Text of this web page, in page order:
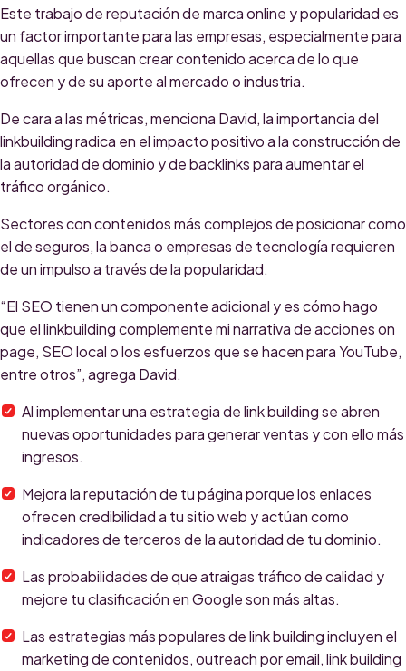
Este trabajo de reputación de marca online y popularidad es
un factor importante para las empresas, especialmente para
aquellas que buscan crear contenido acerca de lo que
ofrecen y de su aporte al mercado o industria.
De cara a las métricas, menciona David, la importancia del
linkbuilding radica en el impacto positivo a la construcción de
la autoridad de dominio y de backlinks para aumentar el
tráfico orgánico.
Sectores con contenidos más complejos de posicionar como
el de seguros, la banca o empresas de tecnología requieren
de un impulso a través de la popularidad.
“El SEO tienen un componente adicional y es cómo hago
que el linkbuilding complemente mi narrativa de acciones on
page, SEO local o los esfuerzos que se hacen para YouTube,
entre otros”, agrega David.
Al implementar una estrategia de link building se abren
nuevas oportunidades para generar ventas y con ello más
ingresos.
Mejora la reputación de tu página porque los enlaces
ofrecen credibilidad a tu sitio web y actúan como
indicadores de terceros de la autoridad de tu dominio.
Las probabilidades de que atraigas tráfico de calidad y
mejore tu clasificación en Google son más altas.
Las estrategias más populares de link building incluyen el
marketing de contenidos, outreach por email, link building